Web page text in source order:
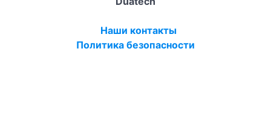
Наши контакты
Политика безопасности